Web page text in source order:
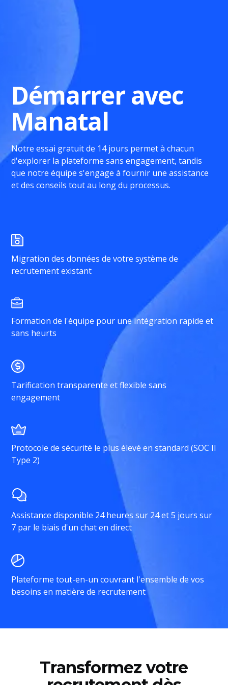
Démarrer avec
Manatal
Notre essai gratuit de 14 jours permet à chacun
d'explorer la plateforme sans engagement, tandis
que notre équipe s'engage à fournir une assistance
et des conseils tout au long du processus.
Migration des données de votre système de
recrutement existant
Formation de l'équipe pour une intégration rapide et
sans heurts
Tarification transparente et flexible sans
engagement
Protocole de sécurité le plus élevé en standard (SOC II
Type 2)
Assistance disponible 24 heures sur 24 et 5 jours sur
7 par le biais d'un chat en direct
Plateforme tout-en-un couvrant l'ensemble de vos
besoins en matière de recrutement
Transformez votre